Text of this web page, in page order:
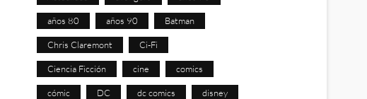
años 80 años 90 Batman
Chris Claremont Ci-Fi
Ciencia Ficción cine comics
cómic DC dc comics disney